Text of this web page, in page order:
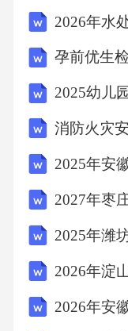
纸硅油纸和纸浆
,、。
.
以纸浆为主要
型模压干燥等
2026年水
孕前优生
2025幼儿
消防火灾